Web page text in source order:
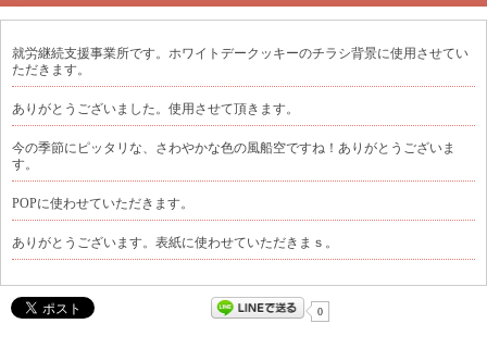
就労継続支援事業所です。ホワイトデークッキーのチラシ背景に使用させてい
ただきます。
ありがとうございました。使用させて頂きます。
今の季節にピッタリな、さわやかな色の風船空ですね！ありがとうございま
す。
POPに使わせていただきます。
ありがとうございます。表紙に使わせていただきまｓ。
0